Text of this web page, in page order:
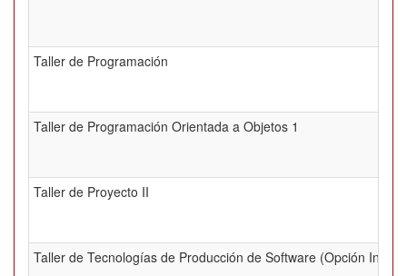
Taller de Programación
Taller de Programación Orientada a Objetos 1
Taller de Proyecto II
Taller de Tecnologías de Producción de Software (Opción